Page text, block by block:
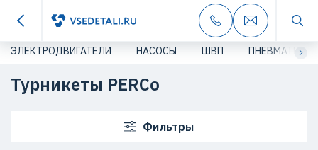
ЭЛЕКТРОДВИГАТЕЛИ НАСОСЫ ШВП ПНЕВМАТИКА
Турникеты PERCo
Фильтры